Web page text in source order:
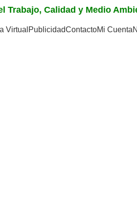
Trabajo, Calidad y Medio
Virtual PublicidadContactoMi Cuenta